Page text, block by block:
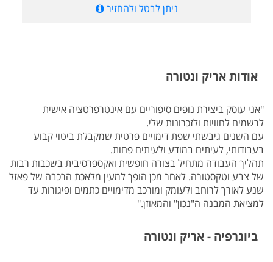
ניתן לבטל ולהחזיר
אודות אריק ונטורה
"אני עוסק ביצירת נופים סיפוריים עם אינטרפרטציה אישית
לרשמים לחוויות ולזכרונות שלי.
עם השנים גיבשתי שפת דימויים פרטית שמקבלת ביטוי קבוע
בעבודותי, לעיתים במודע ולעיתים פחות.
תהליך העבודה מתחיל בצורה חופשית ואקספרסיבית בשכבות רבות
של צבע וטקסטורה. לאחר מכן הופך למעין מלאכת הרכבה של פאזל
שנע לאורך לרוחב ולעומק ומורכב מדימויים כתמים ופיגורות עד
למציאת המבנה ה"נכון" והמאוזן."
ביוגרפיה - אריק ונטורה